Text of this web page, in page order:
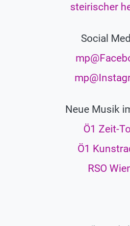
steirischer
Social
Neue Musik
Ö1 Zeit-
Ö1
RSO